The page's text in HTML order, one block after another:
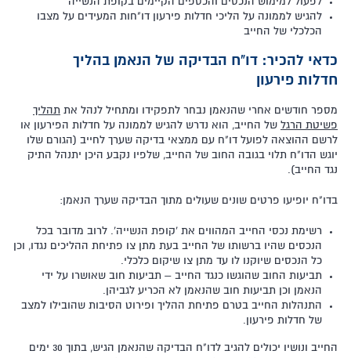
להגיש לממונה על הליכי חדלות פירעון דו"חות המעידים על מצבו
הכלכלי של החייב
כדאי להכיר: דו"ח הבדיקה של הנאמן בהליך
חדלות פירעון
מספר חודשים אחרי שהנאמן נבחר לתפקידו ומתחיל לנהל את תהליך
פשיטת הרגל של החייב, הוא נדרש להגיש לממונה על חדלות הפירעון או
לרשם ההוצאה לפועל דו"ח עם ממצאי בדיקה שערך לחייב (הגורם שלו
יוגש הדו"ח תלוי בגובה החוב של החייב, שלפיו נקבע היכן יתנהל התיק
נגד החייב).
בדו"ח יופיעו פרטים שונים שעולים מתוך הבדיקה שערך הנאמן:
רשימת נכסי החייב המהווים את 'קופת הנשייה'. לרוב מדובר בכל
הנכסים שהיו ברשותו של החייב בעת מתן צו פתיחת ההליכים נגדו, וכן
כל הנכסים שיוקנו לו עד מתן צו שיקום כלכלי.
תביעות החוב שהוגשו כנגד החייב – תביעות חוב שאושרו על ידי
הנאמן וכן תביעות חוב שהנאמן לא הכריע לגביהן.
התנהלות החייב בטרם פתיחת ההליך ופירוט הסיבות שהובילו למצב
של חדלות פירעון.
החייב ונושיו יכולים להגיב לדו"ח הבדיקה שהנאמן הגיש, בתוך 30 ימים